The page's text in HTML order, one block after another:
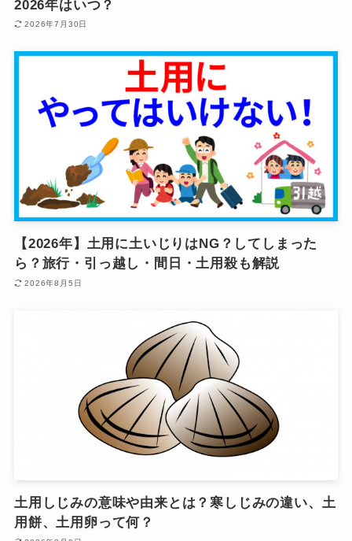
2026年はいつ？
2026年7月30日
【2026年】土用に土いじりはNG？してしまった
ら？旅行・引っ越し・間日・土用殺も解説
2026年8月5日
土用しじみの意味や由来とは？寒しじみの違い、土
用餅、土用卵って何？